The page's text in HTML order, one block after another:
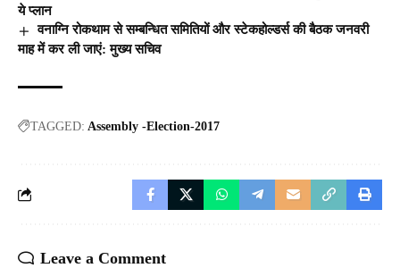
ये प्लान
वनाग्नि रोकथाम से सम्बन्धित समितियों और स्टेकहोल्डर्स की बैठक जनवरी
माह में कर ली जाएं: मुख्य सचिव
TAGGED: Assembly -Election-2017
Leave a Comment